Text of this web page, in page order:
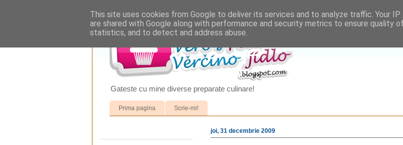
Gateste cu mine diverse preparate culinare!
Prima pagina Scrie-mi!
joi, 31 decembrie 2009
This site uses cookies from Google to deliver its services and to analyze traffic. Your IP
are shared with Google along with performance and security metrics to ensure quality
statistics, and to detect and address abuse.